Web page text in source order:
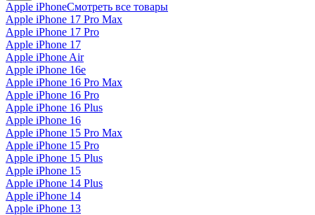
Apple iPhoneСмотреть все товары
Apple iPhone 17 Pro Max
Apple iPhone 17 Pro
Apple iPhone 17
Apple iPhone Air
Apple iPhone 16e
Apple iPhone 16 Pro Max
Apple iPhone 16 Pro
Apple iPhone 16 Plus
Apple iPhone 16
Apple iPhone 15 Pro Max
Apple iPhone 15 Pro
Apple iPhone 15 Plus
Apple iPhone 15
Apple iPhone 14 Plus
Apple iPhone 14
Apple iPhone 13